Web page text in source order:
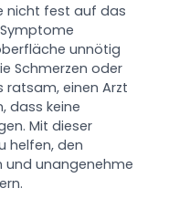
nicht fest auf das
unnötig
Schmerzen oder
ratsam, einen Arzt
dass keine
Mit dieser
helfen, den
und unangenehme